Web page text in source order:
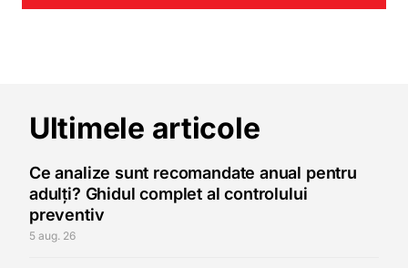
Ultimele articole
Ce analize sunt recomandate anual pentru
adulți? Ghidul complet al controlului
preventiv
5 aug. 26